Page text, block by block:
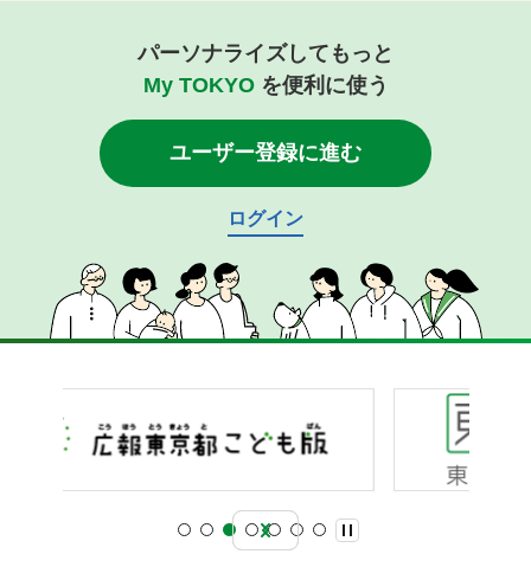
パーソナライズしてもっと
My TOKYOを便利に使う
ユーザー登録に進む
ログイン